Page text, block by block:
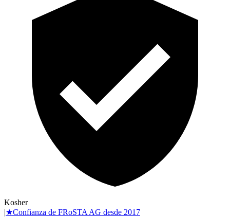
Kosher
|★Confianza de FRoSTA AG desde 2017